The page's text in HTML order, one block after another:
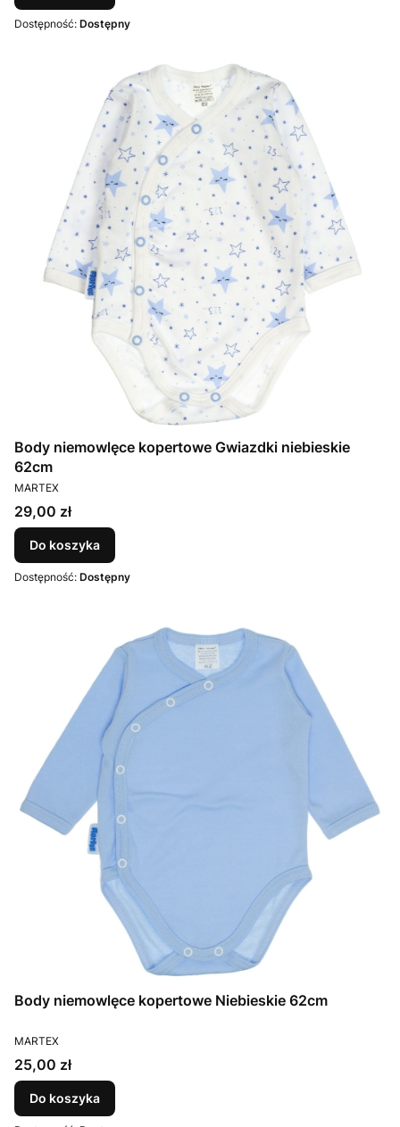
Dostępność: Dostępny
Body niemowlęce kopertowe Gwiazdki niebieskie
62cm
PRODUCENT
MARTEX
Cena
29,00 zł
Do koszyka
Dostępność: Dostępny
Body niemowlęce kopertowe Niebieskie 62cm
PRODUCENT
MARTEX
Cena
25,00 zł
Do koszyka